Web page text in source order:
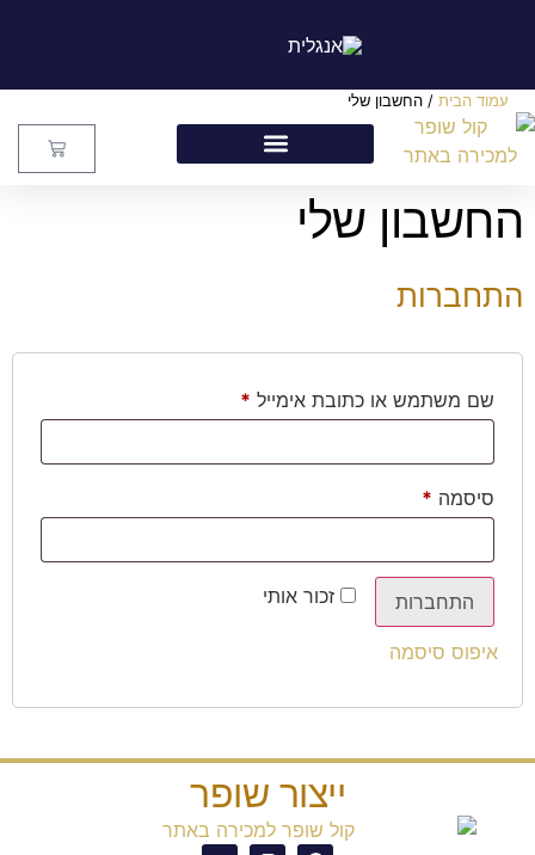
עמוד הבית / החשבון שלי
החשבון שלי
התחברות
שם משתמש או כתובת אימייל *
סיסמה *
זכור אותי התחברות
איפוס סיסמה
ייצור שופר